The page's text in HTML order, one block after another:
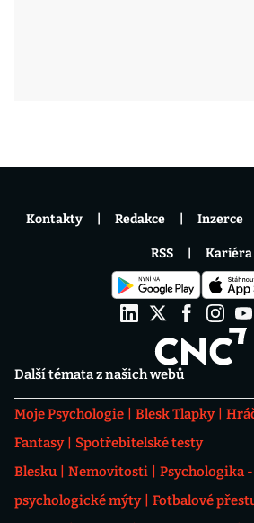
Další témata z našich webů
Moje Psychologie Blesk Tlapky
Fantasy
Spotřebitelské testy
Blesku
Nemovitosti
Psychologika
psychologické mýty
Fotbalové
Kontakty Redakce Inzerce
RSS Kariéra